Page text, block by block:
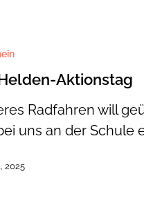
Aktionstag
Radfahren will
uns an der Schule
2025